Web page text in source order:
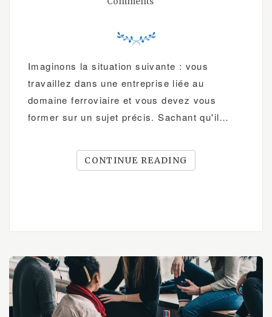
Imaginons la situation suivante : vous
travaillez dans une entreprise liée au
domaine ferroviaire et vous devez vous
former sur un sujet précis. Sachant qu'il…
CONTINUE READING